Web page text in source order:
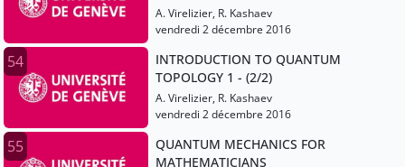
A. Virelizier, R. Kashaev
vendredi 2 décembre 2016
54
INTRODUCTION TO QUANTUM
TOPOLOGY 1 - (2/2)
A. Virelizier, R. Kashaev
vendredi 2 décembre 2016
55
QUANTUM MECHANICS FOR
MATHEMATICIANS